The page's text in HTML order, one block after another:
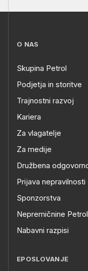
O NAS
Skupina Petrol
Podjetja in storitve
Trajnostni razvoj
Kariera
Za vlagatelje
Za medije
Družbena
Prijava nepravilnosti
Sponzorstva
Nepremičnine Petrol
Nabavni razpisi
EPOSLOVANJE